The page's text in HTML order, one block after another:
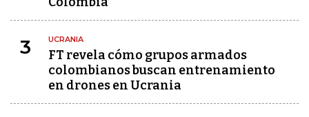
3 UCRANIA
FT revela cómo grupos armados
colombianos buscan entrenamiento
en drones en Ucrania